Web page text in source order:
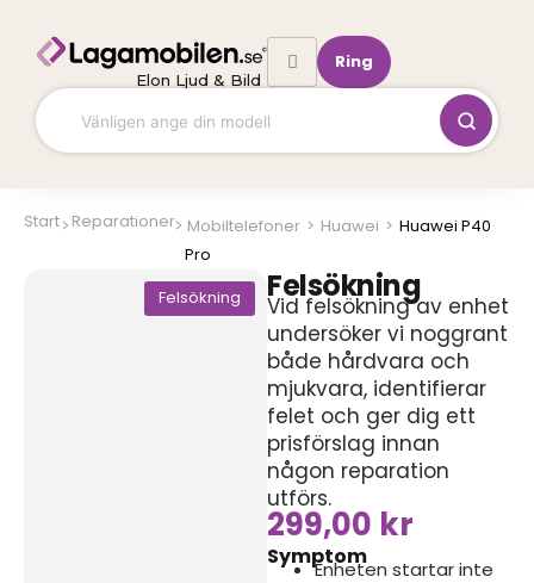
innehåll
Elon Ljud & Bild
Ring
Start Reparationer Mobiltelefoner > Huawei > Huawei P40
Pro
Felsökning
Felsökning
Vid felsökning av enhet
undersöker vi noggrant
både hårdvara och
mjukvara, identifierar
felet och ger dig ett
prisförslag innan
någon reparation
utförs.
299,00 kr
Symptom
Enheten startar inte